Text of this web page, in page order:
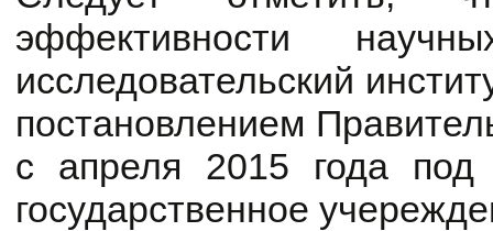
эффективности
исследовательский
постановлением
с апреля 2015 года
государственное